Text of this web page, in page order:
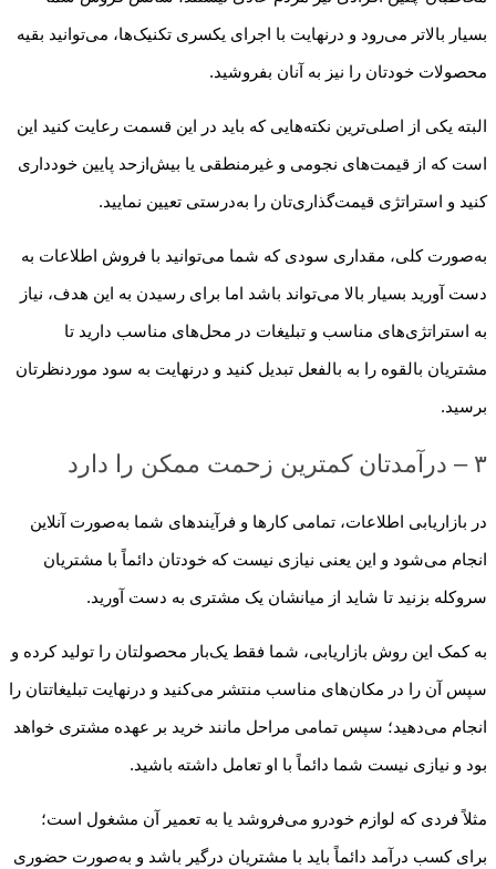
بسیار بالاتر می‌رود و درنهایت با اجرای یکسری تکنیک‌ها، می‌توانید بقیه
محصولات خودتان را نیز به آنان بفروشید.
البته یکی از اصلی‌ترین نکته‌هایی که باید در این قسمت رعایت کنید این
است که از قیمت‌های نجومی و غیرمنطقی یا بیش‌ازحد پایین خودداری
کنید و استراتژی قیمت‌گذاری‌تان را به‌درستی تعیین نمایید.
به‌صورت کلی، مقداری سودی که شما می‌توانید با فروش اطلاعات به
دست آورید بسیار بالا می‌تواند باشد اما برای رسیدن به این هدف، نیاز
به استراتژی‌های مناسب و تبلیغات در محل‌های مناسب دارید تا
مشتریان بالقوه را به بالفعل تبدیل کنید و درنهایت به سود موردنظرتان
برسید.
۳ – درآمدتان کمترین زحمت ممکن را دارد
در بازاریابی اطلاعات، تمامی کارها و فرآیندهای شما به‌صورت آنلاین
انجام می‌شود و این یعنی نیازی نیست که خودتان دائماً با مشتریان
سروکله بزنید تا شاید از میانشان یک مشتری به دست آورید.
به کمک این روش بازاریابی، شما فقط یک‌بار محصولتان را تولید کرده و
سپس آن را در مکان‌های مناسب منتشر می‌کنید و درنهایت تبلیغاتتان را
انجام می‌دهید؛ سپس تمامی مراحل مانند خرید بر عهده مشتری خواهد
بود و نیازی نیست شما دائماً با او تعامل داشته باشید.
مثلاً فردی که لوازم خودرو می‌فروشد یا به تعمیر آن مشغول است؛
برای کسب درآمد دائماً باید با مشتریان درگیر باشد و به‌صورت حضوری